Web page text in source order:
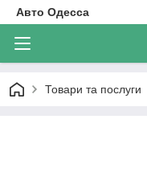
Авто Одесса
Товари та послуги